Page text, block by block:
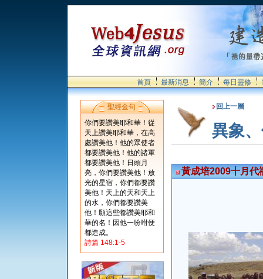
首頁 最新消息 簡介 每日靈修
聖經金句
你們要讚美耶和華！從
天上讚美耶和華，在高
處讚美他！他的眾使者
都要讚美他！他的諸軍
都要讚美他！日頭月
亮，你們要讚美他！放
光的星宿，你們都要讚
美他！天上的天和天上
的水，你們都要讚美
他！願這些都讚美耶和
華的名！因他一吩咐便
都造成。
詩篇 148:1-5
回上一層
異象
黃成培2009十月代